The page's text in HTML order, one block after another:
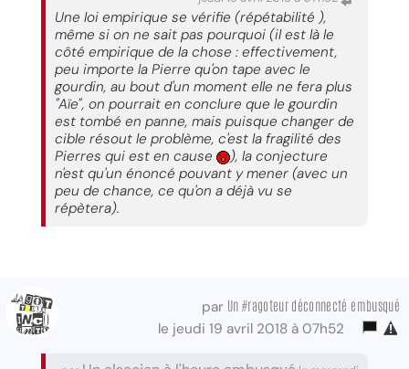
Une loi empirique se vérifie (répétabilité ),
même si on ne sait pas pourquoi (il est là le
côté empirique de la chose : effectivement,
peu importe la Pierre qu'on tape avec le
gourdin, au bout d'un moment elle ne fera plus
"Aïe", on pourrait en conclure que le gourdin
est tombé en panne, mais puisque changer de
cible résout le problème, c'est la fragilité des
Pierres qui est en cause
), la conjecture
n'est qu'un énoncé pouvant y mener (avec un
peu de chance, ce qu'on a déjà vu se
répètera).
par Un #ragoteur déconnecté embusqué
le jeudi 19 avril 2018 à 07h52